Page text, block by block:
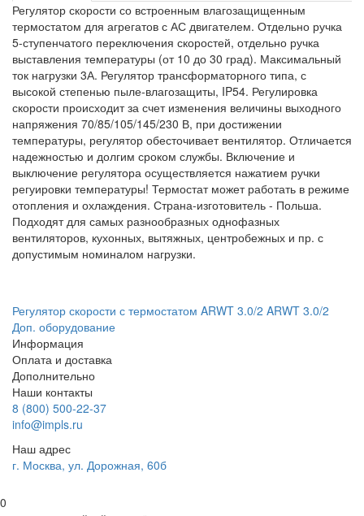
Регулятор скорости со встроенным влагозащищенным
термостатом для агрегатов с АС двигателем. Отдельно ручка
5-ступенчатого переключения скоростей, отдельно ручка
выставления температуры (от 10 до 30 град). Максимальный
ток нагрузки 3А. Регулятор трансформаторного типа, с
высокой степенью пыле-влагозащиты, IP54. Регулировка
скорости происходит за счет изменения величины выходного
напряжения 70/85/105/145/230 В, при достижении
температуры, регулятор обесточивает вентилятор. Отличается
надежностью и долгим сроком службы. Включение и
выключение регулятора осуществляется нажатием ручки
регуировки температуры! Термостат может работать в режиме
отопления и охлаждения. Страна-изготовитель - Польша.
Подходят для самых разнообразных однофазных
вентиляторов, кухонных, вытяжных, центробежных и пр. с
допустимым номиналом нагрузки.
Регулятор скорости с термостатом ARWT 3.0/2 ARWT 3.0/2
Доп. оборудование
Информация
Оплата и доставка
Дополнительно
Наши контакты
8 (800) 500-22-37
info@impls.ru
Наш адрес
г. Москва, ул. Дорожная, 60б
0